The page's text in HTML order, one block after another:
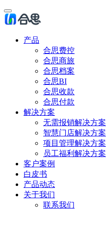
产品
合思费控
合思商旅
合思档案
合思BI
合思收款
合思付款
解决方案
无需报销解决方案
智慧门店解决方案
项目管理解决方案
员工福利解决方案
客户案例
白皮书
产品动态
关于我们
联系我们